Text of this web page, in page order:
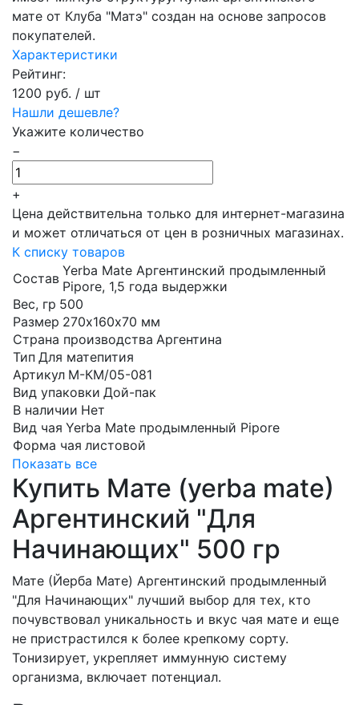
мате от Клуба "Матэ" создан на основе запросов
покупателей.
Характеристики
Рейтинг:
1200 руб. / шт
Нашли дешевле?
Укажите количество
−
+
Цена действительна только для интернет-магазина
и может отличаться от цен в розничных магазинах.
К списку товаров
Состав Yerba Mate Аргентинский продымленный
Pipore, 1,5 года выдержки
Вес, гр 500
Размер 270х160х70 мм
Страна производства Аргентина
Тип Для матепития
Артикул М-КМ/05-081
Вид упаковки Дой-пак
В наличии Нет
Вид чая Yerba Mate продымленный Pipore
Форма чая листовой
Показать все
Купить Мате (yerba mate)
Аргентинский "Для
Начинающих" 500 гр
Мате (Йерба Мате) Аргентинский продымленный
"Для Начинающих" лучший выбор для тех, кто
почувствовал уникальность и вкус чая мате и еще
не пристрастился к более крепкому сорту.
Тонизирует, укрепляет иммунную систему
организма, включает потенциал.